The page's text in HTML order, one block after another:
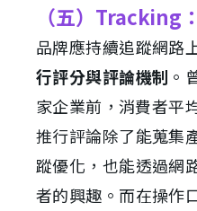
（五）Tracking
品牌應持續追蹤網路
行評分與評論機制 。
家企業前，消費者平
推行評論除了能蒐集
蹤優化，也能透過網
者的興趣。而在操作